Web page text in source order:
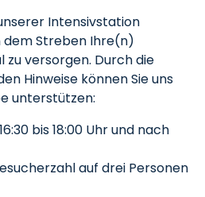
Intensivstation
Streben Ihre(n)
versorgen. Durch die
Hinweise können Sie uns
unterstützen:
bis 18:00 Uhr und nach
auf drei Personen